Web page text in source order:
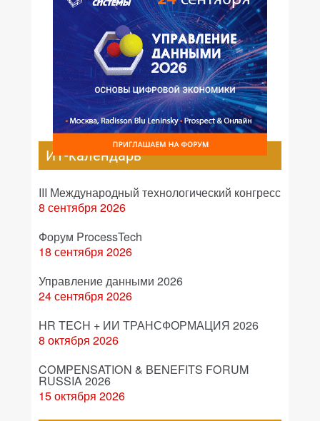
ИТ-календарь
III Международный технологический конгресс
8 сентября 2026
Форум ProcessTech
18 сентября 2026
Управление данными 2026
24 сентября 2026
HR TECH + ИИ ТРАНСФОРМАЦИЯ 2026
8 октября 2026
COMPENSATION & BENEFITS FORUM
RUSSIA 2026
15 октября 2026